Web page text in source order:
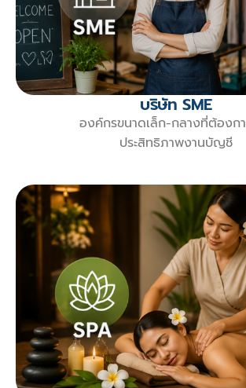
บริษัท SME
องค์กรขนาดเล็ก-กลางที่ต้องก
ประสิทธิภาพงานบัญชี